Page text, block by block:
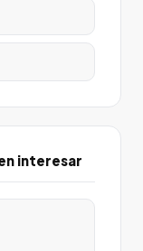
interesar